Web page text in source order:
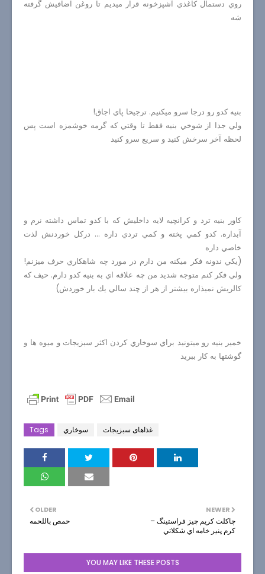
روي دستمال كاغذي آشپزخونه قرار ميديم تا روغن اضافيش گرفته
شه
بنيه كدو رو درجا سرو ميكنيم. ترجيحا پاي اجاق!
ولي جدا از شوخي بنيه فقط تا وقتي كه گرمه خوشمزه است پس
لحظه آخر سرخش كنيد و سريع سرو كنيد
كاور بنيه ترد و كرانچيه لايه داخليش كه با كدو تماس داشته نرم و
آبداره. كدو كمي پخته و كمي تردي داره ... دركل خوردنش لذت
خاصي داره
(يكي ندونه فكر ميكنه من دارم در مورد چه شاهكاري حرف ميزنم!
ولي فكر كنم متوجه شديد من چه علاقه اي به بنيه كدو دارم. حيف كه
كالريش نميذاره بيشتر از هر از چند سالي يك بار خوردش)
خمير بنيه رو ميتونيد براي سوخاري كردن اكثر سبزيجات و ميوه ها و
گوشتها به كار ببريد
Tags سوخاري غذاهای سبزیجات
NEWER
چاكلت كريم چيز فراستينگ –
كرم پنير خامه اي شكلاتي
OLDER
حمص باللحمه
YOU MAY LIKE THESE POSTS